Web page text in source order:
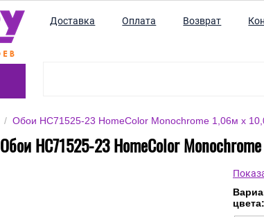
Доставка Оплата Возврат
/ Обои HC71525-23 HomeColor Monochrome 1,06м х
Обои HC71525-23 HomeColor
цвета: